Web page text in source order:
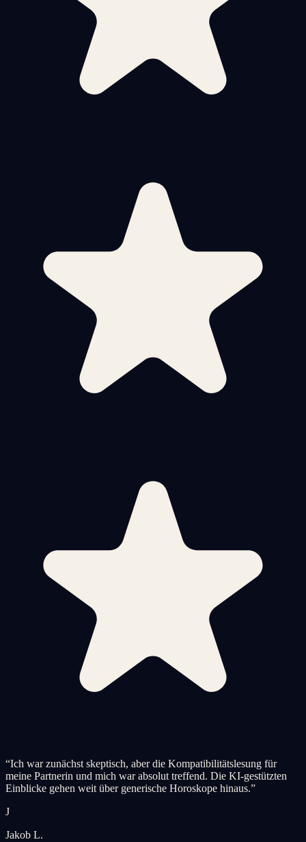
“Ich war zunächst skeptisch, aber die Kompatibilitätslesung für
meine Partnerin und mich war absolut treffend. Die KI-gestützten
Einblicke gehen weit über generische Horoskope hinaus.”
J
Jakob L.